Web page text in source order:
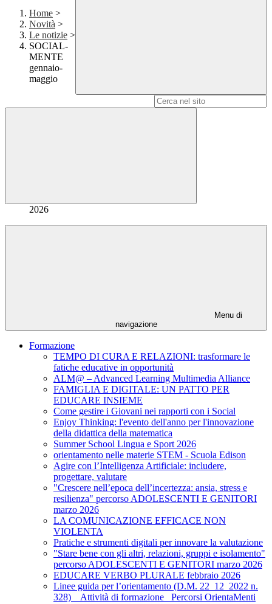
Home >
Novità >
Le notizie >
SOCIAL-
MENTE
gennaio-
maggio
2026
Menu di
navigazione
Formazione
TEMPO DI CURA E RELAZIONI: trasformare le
fatiche educative in opportunità
ALM@ – Advanced Learning Multimedia Alliance
FAMIGLIA E DIGITALE: UN PATTO PER
EDUCARE INSIEME
Come gestire i Giovani nei rapporti con i Social
Enjoy Thinking: l'evento dell'anno per l'innovazione
della didattica della matematica
Summer School Lingua e Sport 2026
orientamento nelle materie STEM - Scuola Edison
Agire con l’Intelligenza Artificiale: includere,
progettare, valutare
"Crescere nell’epoca dell’incertezza: ansia, stress e
resilienza" percorso ADOLESCENTI E GENITORI
marzo 2026
LA COMUNICAZIONE EFFICACE NON
VIOLENTA
Pratiche e strumenti digitali per innovare la valutazione
"Stare bene con gli altri, relazioni, gruppi e isolamento"
percorso ADOLESCENTI E GENITORI marzo 2026
EDUCARE VERBO PLURALE febbraio 2026
Linee guida per l’orientamento (D.M. 22_12_2022 n.
328) _ Attività di formazione_ Percorsi OrientaMenti